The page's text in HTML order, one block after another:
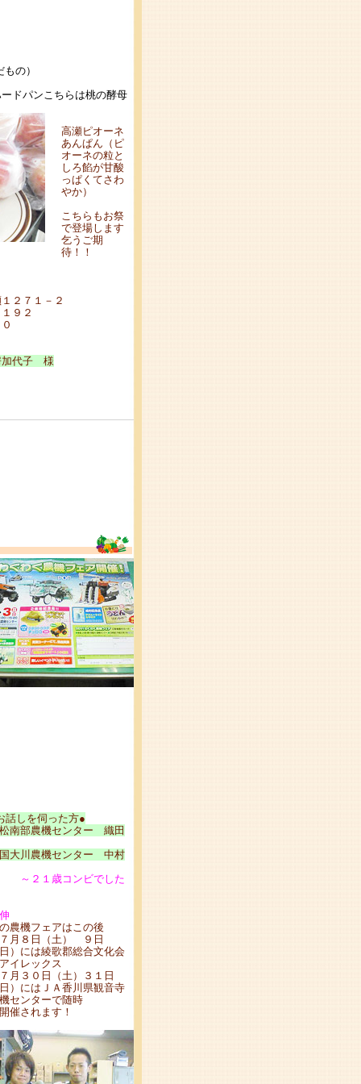
の）
ドパンこちらは桃の酵母
高瀬ピオーネ
あんぱん（ピ
オーネの粒と
しろ餡が甘酸
っぱくてさわ
やか）
こちらもお祭
で登場します
乞うご期
待！！
２７１－２
９２
加代子 様
話しを伺った方●
南部農機センター 織田
大川農機センター 中村
～２１歳コンビでした
農機フェアはこの後
８日（土） ９日
）には綾歌郡総合文化会
イレックス
３０日（土）３１日
）にはＪＡ香川県観音寺
センターで随時
されます！